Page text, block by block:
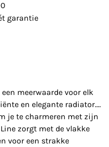
garantie
meerwaarde voor elk
en elegante radiator....
je te charmeren met zijn
zorgt met de vlakke
voor een strakke